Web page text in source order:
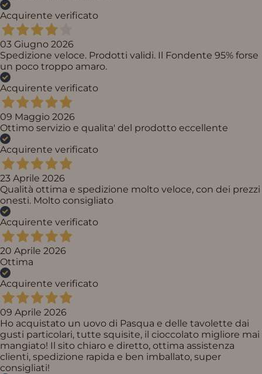
Acquirente verificato
03 Giugno 2026
Spedizione veloce. Prodotti validi. Il Fondente 95% forse
un poco troppo amaro.
Acquirente verificato
09 Maggio 2026
Ottimo servizio e qualita' del prodotto eccellente
Acquirente verificato
23 Aprile 2026
Qualità ottima e spedizione molto veloce, con dei prezzi
onesti. Molto consigliato
Acquirente verificato
20 Aprile 2026
Ottima
Acquirente verificato
09 Aprile 2026
Ho acquistato un uovo di Pasqua e delle tavolette dai
gusti particolari, tutte squisite, il cioccolato migliore mai
mangiato! Il sito chiaro e diretto, ottima assistenza
clienti, spedizione rapida e ben imballato, super
consigliati!